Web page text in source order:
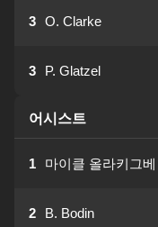
3 O. Clarke
3 P. Glatzel
어시스트
1 마이클 올라키그베
2 B. Bodin